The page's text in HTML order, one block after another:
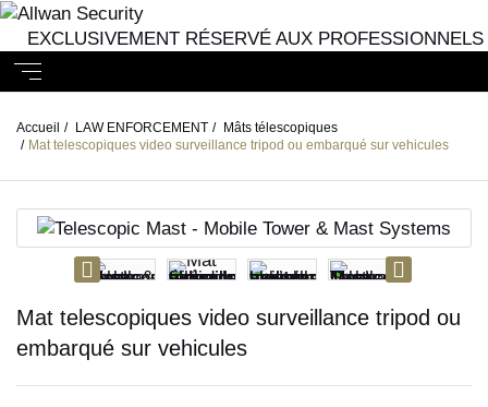
EXCLUSIVEMENT RÉSERVÉ AUX PROFESSIONNELS
Accueil / LAW ENFORCEMENT /
Mâts télescopiques
/ Mat telescopiques video surveillance tripod ou embarqué sur vehicules
Mat telescopiques video surveillance tripod ou
embarqué sur vehicules